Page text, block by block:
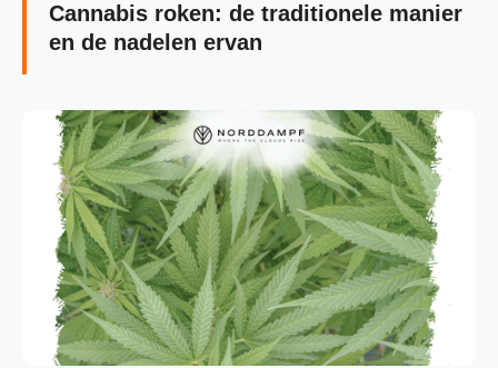
Cannabis roken: de traditionele manier
en de nadelen ervan